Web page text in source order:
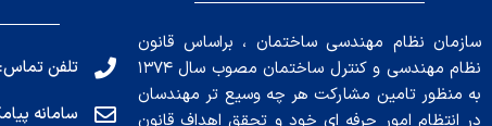
سازمان نظام مهندسی ساختمان ، براساس قانون
نظام مهندسی و کنترل ساختمان مصوب سال ۱۳۷۴
به منظور تامین مشارکت هر چه وسیع تر مهندسان
در انتظام امور حرفه ای خود و تحقق اهداف قانون
تلفن تماس: 06191010456
سامانه پیامکی: